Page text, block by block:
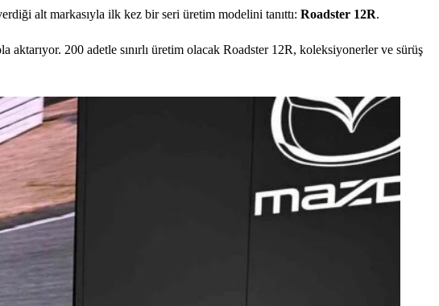
alt markasıyla ilk kez bir seri üretim modelini tanıttı: Roadster 12R.
aktarıyor. 200 adetle sınırlı üretim olacak Roadster 12R, koleksiyonerler ve sürüş